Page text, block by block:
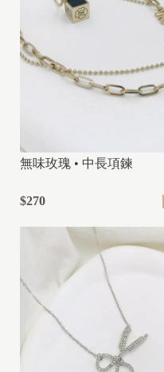
無味玫瑰 • 中長項鍊
$270